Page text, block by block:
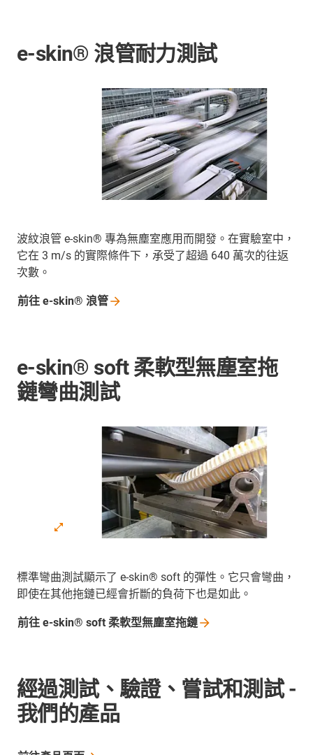
e-skin® 浪管耐力測試
波紋浪管 e-skin® 專為無塵室應用而開發。在實驗室中，
它在 3 m/s 的實際條件下，承受了超過 640 萬次的往返
次數。
前往 e-skin® 浪管
e-skin® soft 柔軟型無塵室拖
鏈彎曲測試
標準彎曲測試顯示了 e-skin® soft 的彈性。它只會彎曲，
即使在其他拖鏈已經會折斷的負荷下也是如此。
前往 e-skin® soft 柔軟型無塵室拖鏈
經過測試、驗證、嘗試和測試 -
我們的產品